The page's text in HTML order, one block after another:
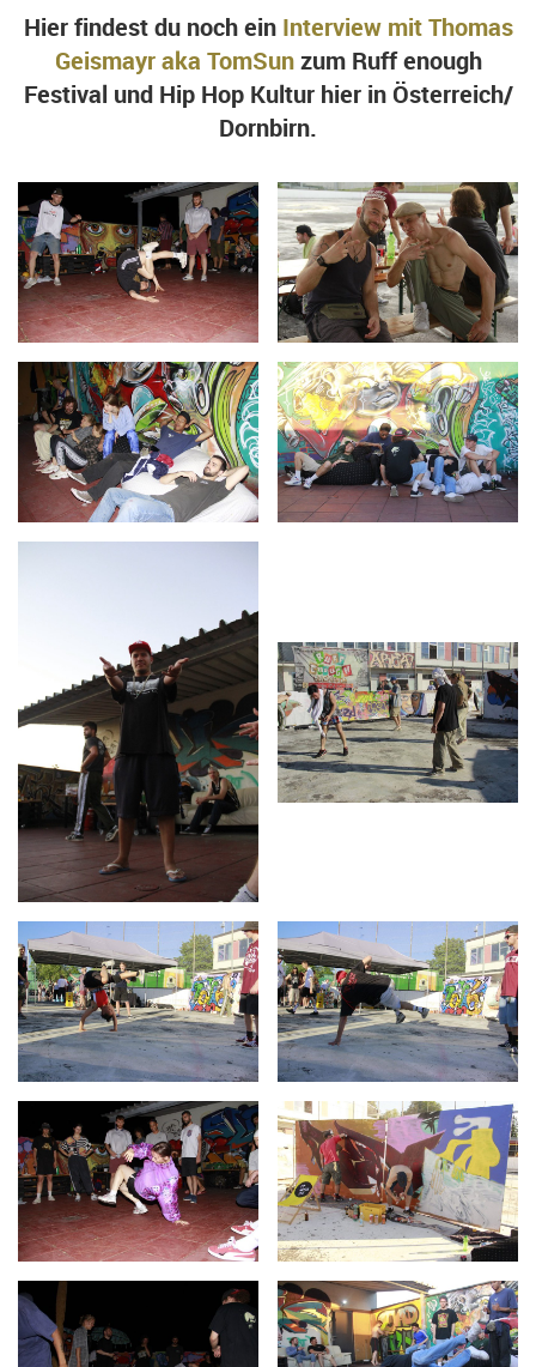
Hier findest du noch einInterview mit Thomas
Geismayr aka TomSunzum Ruff enough
Festival und Hip Hop Kultur hier in Österreich/
Dornbirn.